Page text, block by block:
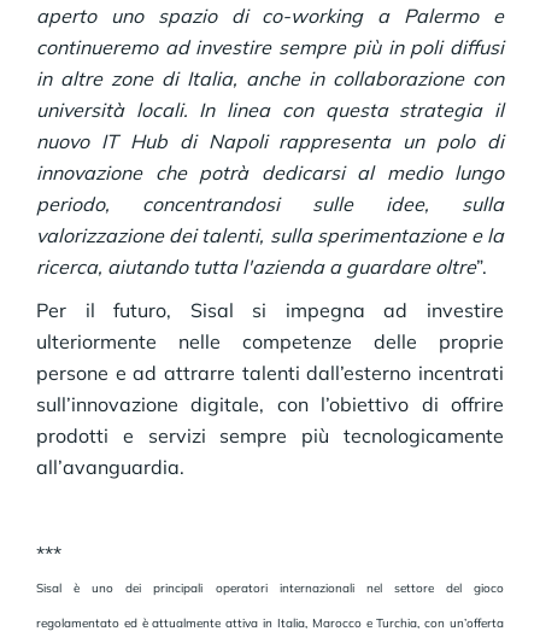
aperto uno spazio di co-working a Palermo e
continueremo ad investire sempre più in poli diffusi
in altre zone di Italia, anche in collaborazione con
università locali. In linea con questa strategia il
nuovo IT Hub di Napoli rappresenta un polo di
innovazione che potrà dedicarsi al medio lungo
periodo, concentrandosi sulle idee, sulla
valorizzazione dei talenti, sulla sperimentazione e la
ricerca, aiutando tutta l'azienda a guardare oltre”.
Per il futuro, Sisal si impegna ad investire
ulteriormente nelle competenze delle proprie
persone e ad attrarre talenti dall’esterno incentrati
sull’innovazione digitale, con l’obiettivo di offrire
prodotti e servizi sempre più tecnologicamente
all’avanguardia.
***
Sisal è uno dei principali operatori internazionali nel settore del gioco
regolamentato ed è attualmente attiva in Italia, Marocco e Turchia, con un’offerta